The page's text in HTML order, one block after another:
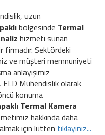
uzun
bölgesinde Termal
hizmeti sunan
firmadır. Sektördeki
ve müşteri memnuniyeti
anlayışımız
Mühendislik olarak
konuma
Termal Kamera
hakkında daha
için lütfen tıklayınız...